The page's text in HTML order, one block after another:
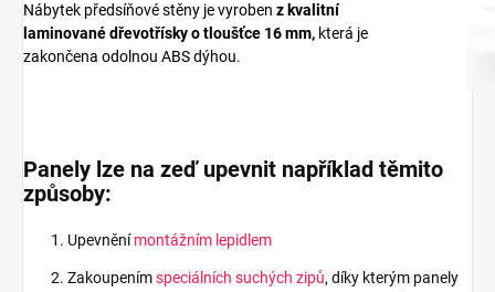
Nábytek předsíňové stěny je vyroben z kvalitní
laminované dřevotřískyo tloušťce 16 mm, která je
zakončena odolnou ABS dýhou.
Panely lze na zeď upevnit například těmito
způsoby:
Upevněnímontážním lepidlem
Zakoupenímspeciálních suchých zipů, díky kterým panely